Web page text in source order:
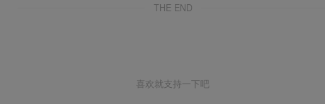
THE END
喜欢就支持一下吧